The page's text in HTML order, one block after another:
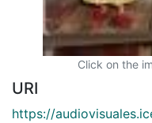
Click on the
URI
https://